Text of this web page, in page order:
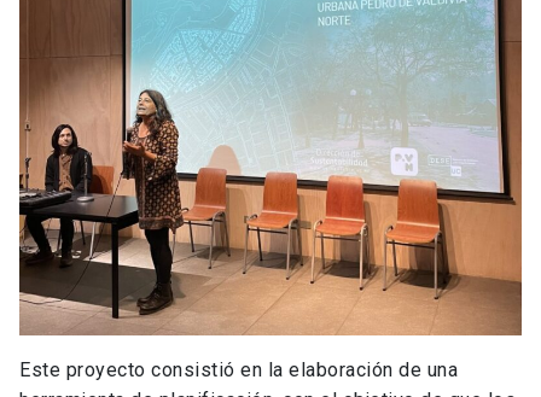
Este proyecto consistió en la elaboración de una